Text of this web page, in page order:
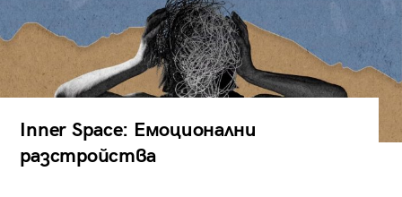
Inner Space: Емоционални
разстройства